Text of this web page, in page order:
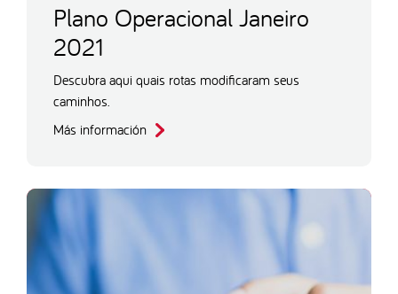
Plano Operacional Janeiro
2021
Descubra aqui quais rotas modificaram seus
caminhos.
Más información